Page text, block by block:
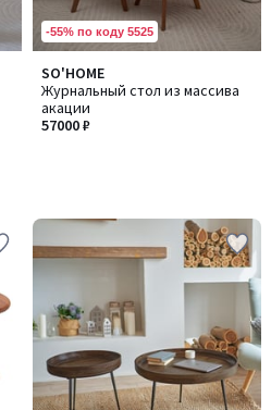
-55% по коду 5525
SO'HOME
Журнальный стол из массива
акации
57000 ₽